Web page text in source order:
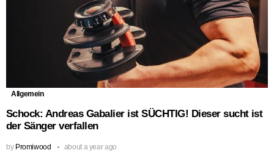
Allgemein
Schock: Andreas Gabalier ist SÜCHTIG! Dieser sucht ist
der Sänger verfallen
by Promiwood about a year ago